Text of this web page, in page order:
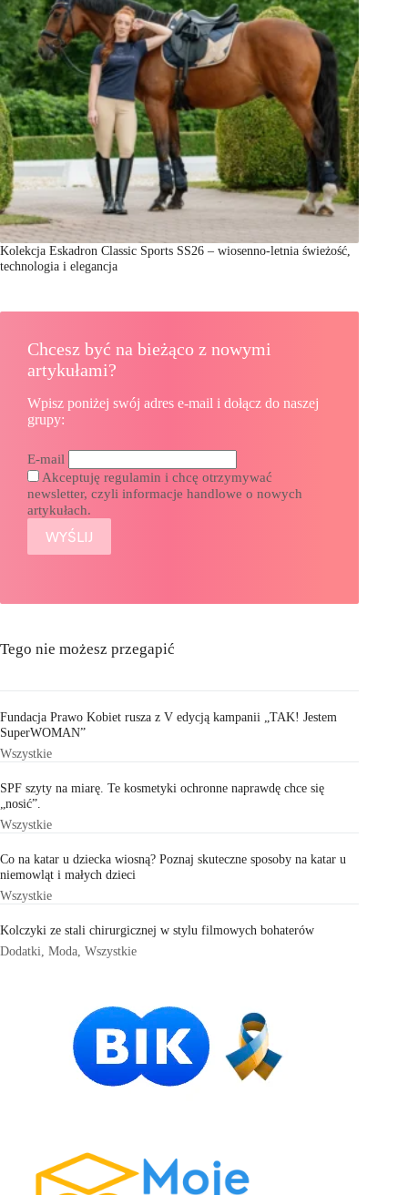
Kolekcja Eskadron Classic Sports SS26 – wiosenno-letnia świeżość,
technologia i elegancja
Chcesz być na bieżąco z nowymi
artykułami?
Wpisz poniżej swój adres e-mail i dołącz do naszej
grupy:
E-mail
Akceptuję regulamin i chcę otrzymywać
newsletter, czyli informacje handlowe o nowych
artykułach.
Tego nie możesz przegapić
Fundacja Prawo Kobiet rusza z V edycją kampanii „TAK! Jestem
SuperWOMAN”
Wszystkie
SPF szyty na miarę. Te kosmetyki ochronne naprawdę chce się
„nosić”.
Wszystkie
Co na katar u dziecka wiosną? Poznaj skuteczne sposoby na katar u
niemowląt i małych dzieci
Wszystkie
Kolczyki ze stali chirurgicznej w stylu filmowych bohaterów
Dodatki Moda Wszystkie